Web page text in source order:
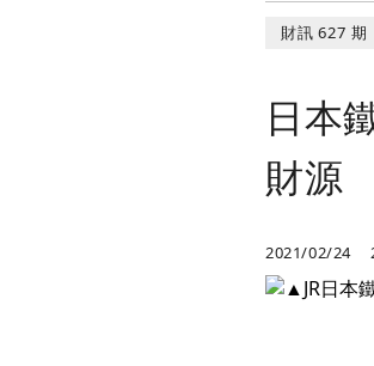
財訊 627 期
日本
財源
2021/02/24